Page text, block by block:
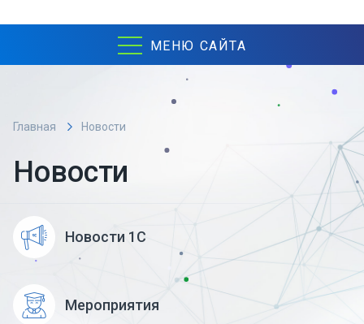
МЕНЮ САЙТА
Главная Новости
Новости
Новости 1С
Мероприятия